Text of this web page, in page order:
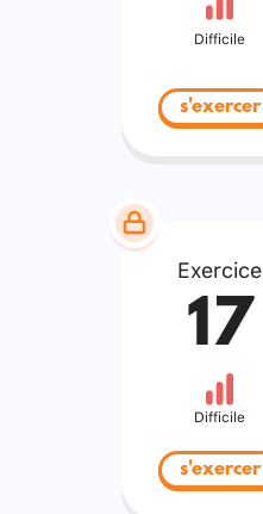
Difficile
s'exercer
Exercice
17
Difficile
s'exercer